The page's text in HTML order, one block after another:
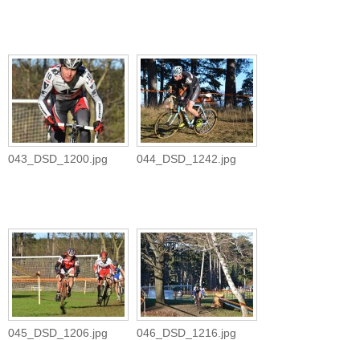
043_DSD_1200.jpg 044_DSD_1242.jpg
045_DSD_1206.jpg 046_DSD_1216.jpg